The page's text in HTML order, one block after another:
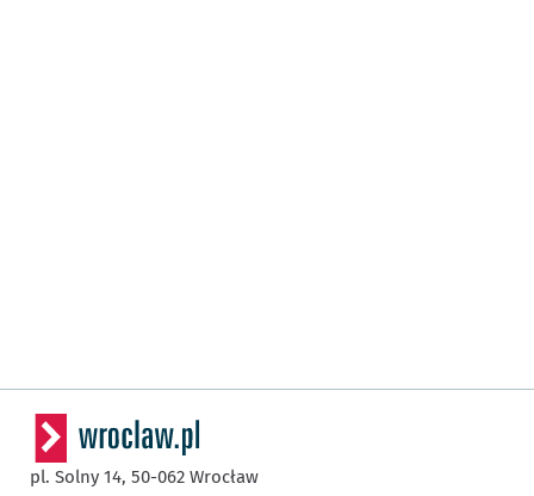
pl. Solny 14, 50-062 Wrocław